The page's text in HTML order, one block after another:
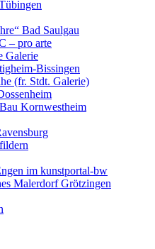
für Künstler
Bad Saulgau
– pro arte
Galerie
Bissingen
(fr. Stdt. Galerie)
Kornwestheim
im kunstportal-bw
Malerdorf Grötzingen